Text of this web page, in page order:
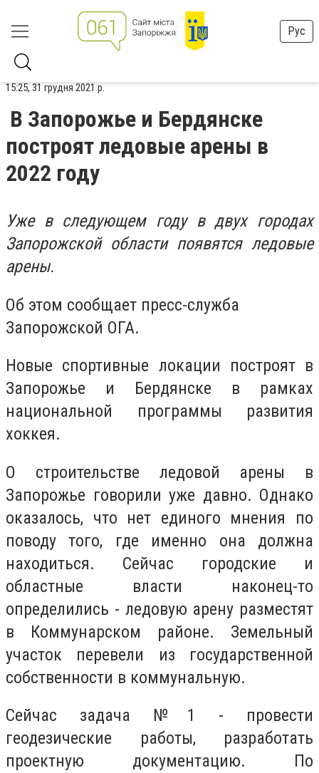
Рус
15:25, 31 грудня 2021 р.
В Запорожье и Бердянске
построят ледовые арены в
2022 году
Уже в следующем году в двух городах
Запорожской области появятся ледовые
арены.
Об этом сообщает пресс-служба
Запорожской ОГА.
Новые спортивные локации построят в
Запорожье и Бердянске в рамках
национальной программы развития
хоккея.
О строительстве ледовой арены в
Запорожье говорили уже давно. Однако
оказалось, что нет единого мнения по
поводу того, где именно она должна
находиться. Сейчас городские и
областные власти наконец-то
определились - ледовую арену разместят
в Коммунарском районе. Земельный
участок перевели из государственной
собственности в коммунальную.
Сейчас задача №1 - провести
геодезические работы, разработать
проектную документацию. По